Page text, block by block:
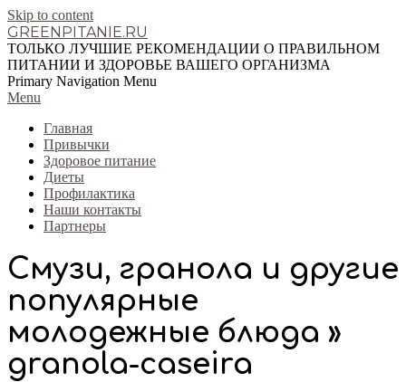
Skip to content
GREENPITANIE.RU
ТОЛЬКО ЛУЧШИЕ РЕКОМЕНДАЦИИ О ПРАВИЛЬНОМ
ПИТАНИИ И ЗДОРОВЬЕ ВАШЕГО ОРГАНИЗМА
Primary Navigation Menu
Menu
Главная
Привычки
Здоровое питание
Диеты
Профилактика
Наши контакты
Партнеры
Смузи, гранола и другие
популярные
молодежные блюда »
granola-caseira